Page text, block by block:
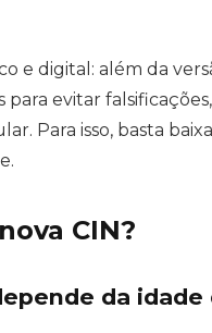
e digital: além da
para evitar
Para isso, basta
CIN?
da